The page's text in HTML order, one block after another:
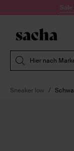
Zum Inhalt springen
Hier nach
Sneaker low